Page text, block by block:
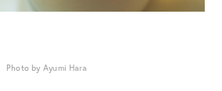
Photo by Ayumi Hara